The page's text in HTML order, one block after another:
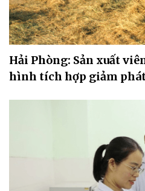
Hải Phòng: Sản xuất
hình tích hợp giảm